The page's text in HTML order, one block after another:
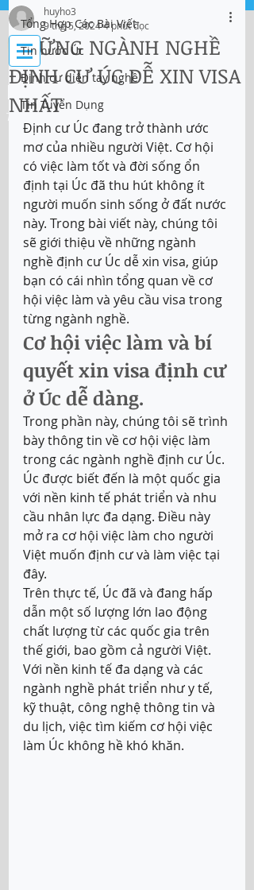
IMMI Centre
Tư vấn Di trú, Doanh Nghiệp và Du Học
Tổng Hợp Các Bài Viết
Tin nước Úc
Định cư diện tay nghề
Tin Tuyển Dụng
NHỮNG NGÀNH NGHỀ
ĐỊNH CƯ ÚC DỄ XIN VISA
NHẤT
huyho3
9 thg 5, 20244 phút đọc
Định cư Úc đang trở thành ước
mơ của nhiều người Việt. Cơ hội
có việc làm tốt và đời sống ổn
định tại Úc đã thu hút không ít
người muốn sinh sống ở đất nước
này. Trong bài viết này, chúng tôi
sẽ giới thiệu về những ngành
nghề định cư Úc dễ xin visa, giúp
bạn có cái nhìn tổng quan về cơ
hội việc làm và yêu cầu visa trong
từng ngành nghề.
Cơ hội việc làm và bí
quyết xin visa định cư
ở Úc dễ dàng.
Trong phần này, chúng tôi sẽ trình
bày thông tin về cơ hội việc làm
trong các ngành nghề định cư Úc.
Úc được biết đến là một quốc gia
với nền kinh tế phát triển và nhu
cầu nhân lực đa dạng. Điều này
mở ra cơ hội việc làm cho người
Việt muốn định cư và làm việc tại
đây.
Trên thực tế, Úc đã và đang hấp
dẫn một số lượng lớn lao động
chất lượng từ các quốc gia trên
thế giới, bao gồm cả người Việt.
Với nền kinh tế đa dạng và các
ngành nghề phát triển như y tế,
kỹ thuật, công nghệ thông tin và
du lịch, việc tìm kiếm cơ hội việc
làm Úc không hề khó khăn.